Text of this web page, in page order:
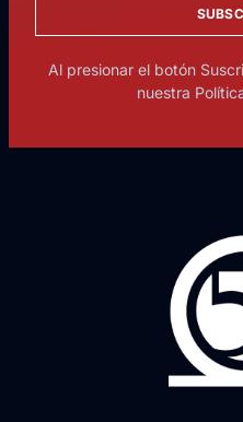
Al presionar el botón
nuestra